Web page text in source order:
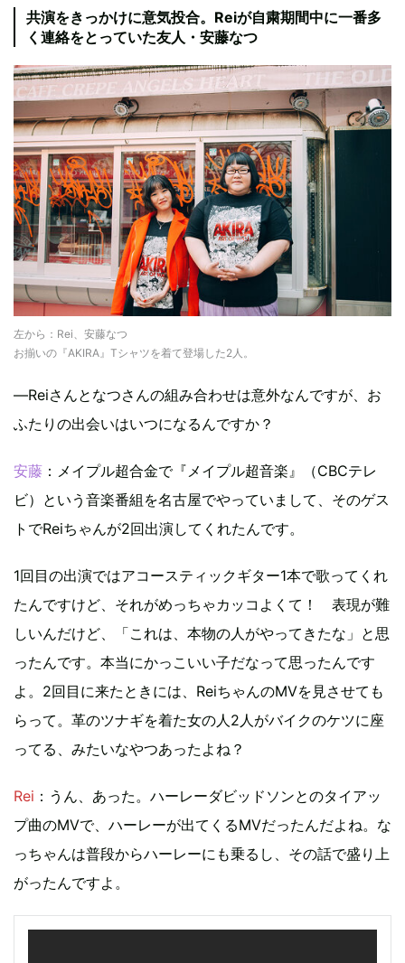
共演をきっかけに意気投合。Reiが自粛期間中に一番多
く連絡をとっていた友人・安藤なつ
左から：Rei、安藤なつ
お揃いの『AKIRA』Tシャツを着て登場した2人。
―Reiさんとなつさんの組み合わせは意外なんですが、お
ふたりの出会いはいつになるんですか？
安藤 ：メイプル超合金で『メイプル超音楽』（CBCテレ
ビ）という音楽番組を名古屋でやっていまして、そのゲス
トでReiちゃんが2回出演してくれたんです。
1回目の出演ではアコースティックギター1本で歌ってくれ
たんですけど、それがめっちゃカッコよくて！ 表現が難
しいんだけど、「これは、本物の人がやってきたな」と思
ったんです。本当にかっこいい子だなって思ったんです
よ。2回目に来たときには、ReiちゃんのMVを見させても
らって。革のツナギを着た女の人2人がバイクのケツに座
ってる、みたいなやつあったよね？
Rei ：うん、あった。ハーレーダビッドソンとのタイアッ
プ曲のMVで、ハーレーが出てくるMVだったんだよね。な
っちゃんは普段からハーレーにも乗るし、その話で盛り上
がったんですよ。